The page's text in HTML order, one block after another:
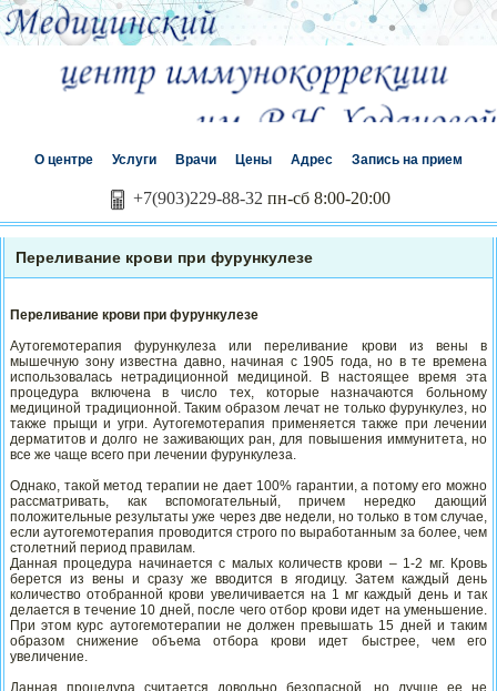
О центре Услуги Врачи Цены Адрес Запись на прием
+7(903)229-88-32 пн-сб 8:00-20:00
Переливание крови при фурункулезе
Переливание крови при фурункулезе
Аутогемотерапия фурункулеза или переливание крови из вены в
мышечную зону известна давно, начиная с 1905 года, но в те времена
использовалась нетрадиционной медициной. В настоящее время эта
процедура включена в число тех, которые назначаются больному
медициной традиционной. Таким образом лечат не только фурункулез, но
также прыщи и угри. Аутогемотерапия применяется также при лечении
дерматитов и долго не заживающих ран, для повышения иммунитета, но
все же чаще всего при лечении фурункулеза.
Однако, такой метод терапии не дает 100% гарантии, а потому его можно
рассматривать, как вспомогательный, причем нередко дающий
положительные результаты уже через две недели, но только в том случае,
если аутогемотерапия проводится строго по выработанным за более, чем
столетний период правилам.
Данная процедура начинается с малых количеств крови – 1-2 мг. Кровь
берется из вены и сразу же вводится в ягодицу. Затем каждый день
количество отобранной крови увеличивается на 1 мг каждый день и так
делается в течение 10 дней, после чего отбор крови идет на уменьшение.
При этом курс аутогемотерапии не должен превышать 15 дней и таким
образом снижение объема отбора крови идет быстрее, чем его
увеличение.
Данная процедура считается довольно безопасной, но лучше ее не